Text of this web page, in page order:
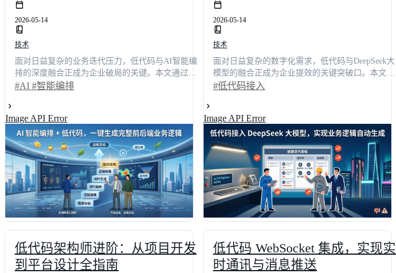
2026-05-14
技术
面对日益复杂的业务迭代压力，低代码与AI智能编
排的深度融合正成为企业破局的关键。本文通过实
战问答形式，深入解析AI如何驱动前后端逻辑的一
章不仅拆解技术落地路径，还横向测评了明道云、
简道云、钉钉宜搭及JNPF等主流方案的AI编排能
力，为技术决策者提供可量化的选型指南与实施建
议，助力团队高效构建高可用业务系统。
#AI #智能编排
Image API Error
2026-05-14
技术
面对日益复杂的数字化需求，低代码与DeepSeek大
模型的融合正成为企业提效的关键突破口。本文通
过7大核心问答，深度解析如何将大模型无缝嵌入低
68%，人力成本降低42.5%。文章涵盖技术架构、安
全合规、成本评估及主流平台横向测评，为技术决
策者提供一份兼顾前瞻性与落地性的实战指南，助
您快速构建企业级低代码智能应用体系。
#低代码接入
Image API Error
低代码架构师进阶：从项目开发
到平台设计全指南
低代码 WebSocket 集成，实现实
时通讯与消息推送